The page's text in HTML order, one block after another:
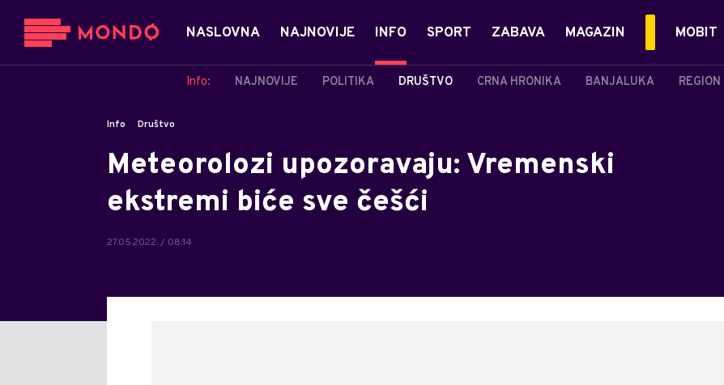
NASLOVNA NAJNOVIJE INFO
Info: NAJNOVIJE POLITIKA DRUŠTVO CRNA HRONIKA BANJALUKA REGION
SPORT ZABAVA MAGAZIN MOBIT
Info Društvo
Meteorolozi upozoravaju: Vremenski
ekstremi biće sve češći
27.05.2022. / 08:14